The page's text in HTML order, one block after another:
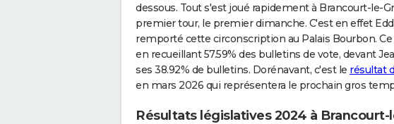
dessous. Tout s'est joué rapidement à Brancourt-le-
premier tour, le premier dimanche. C'est en effet
remporté cette circonscription au Palais Bourbon.
en recueillant 57.59% des bulletins de vote, devant
ses 38.92% de bulletins. Dorénavant, c'est le résultat
en mars 2026 qui représentera le prochain gros
Résultats législatives 2024 à Brancourt-